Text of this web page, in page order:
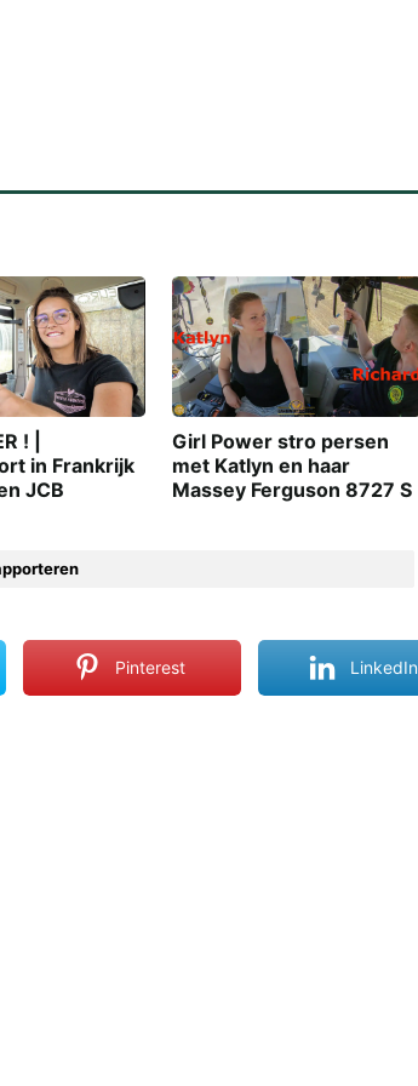
! |
in Frankrijk
JCB
Girl Power stro persen
met Katlyn en haar
Massey Ferguson 8727 S
Pinterest LinkedIn